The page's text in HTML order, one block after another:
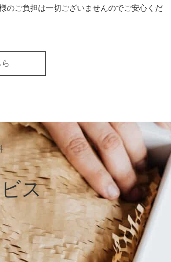
のご負担は一切ございませんのでご安心くだ
ス